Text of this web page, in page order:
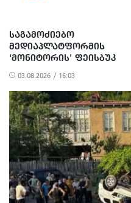
ᲡᲐᲒᲐᲛᲝᲫᲘᲔᲑᲝ
ᲛᲔᲓᲘᲐᲞᲚᲐᲢᲤᲝᲠᲛᲘᲡ
‘ᲛᲝᲜᲘᲢᲝᲠᲘᲡ’ ᲤᲔᲘᲡᲑᲣᲙ
ᲒᲕᲔᲠᲓᲘ ᲐᲦᲐᲠ ᲘᲫᲔᲑᲜᲔᲑᲐ
03.08.2026 / 16:03